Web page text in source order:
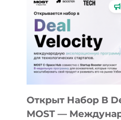
AI
YOUTH
CAMP
ДАЛ
30
ПОДРОСТКАМ
БИЛЕТ
Открыт Набор В
MOST —